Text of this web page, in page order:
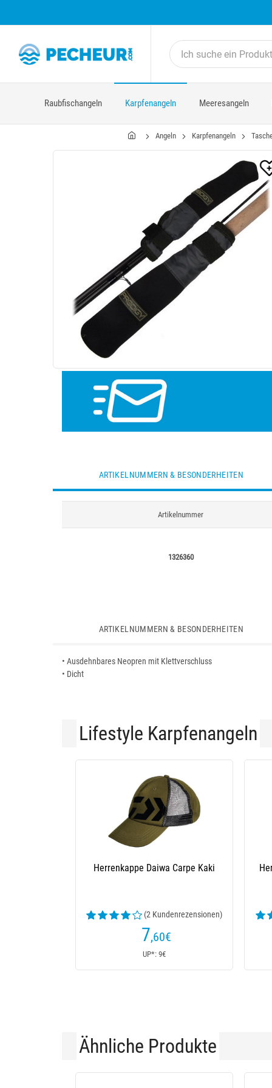
Raubfischangeln Karpfenangeln Meeresangeln
Angeln Karpfenangeln
ARTIKELNUMMERN & BESONDERHEITEN
Artikelnummer
1326360
ARTIKELNUMMERN & BESONDERHEITEN
• Ausdehnbares Neopren mit Klettverschluss
• Dicht
Lifestyle Karpfenangeln
Herrenkappe Daiwa Carpe Kaki
(2 Kundenrezensionen)
7,60€
UP*: 9€
Ähnliche Produkte